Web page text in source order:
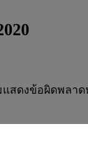
สดงข้อผิดพลา